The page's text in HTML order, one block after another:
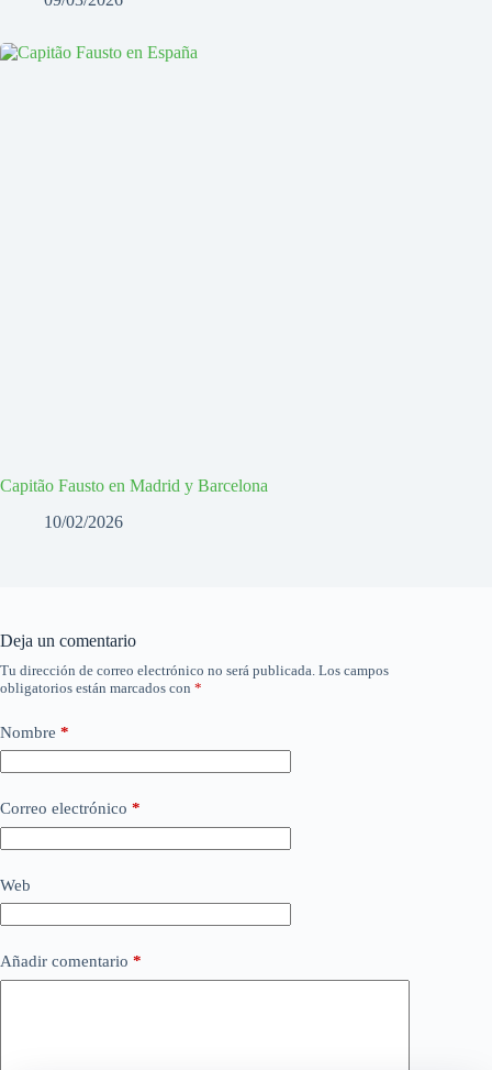
Capitão Fausto en Madrid y Barcelona
10/02/2026
Deja un comentario
Tu dirección de correo electrónico no será publicada. Los campos
obligatorios están marcados con *
Nombre *
Correo electrónico *
Web
Añadir comentario *